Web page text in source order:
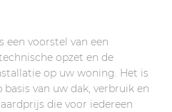
een voorstel van een
opzet en de
op uw woning. Het is
van uw dak, verbruik en
die voor iedereen